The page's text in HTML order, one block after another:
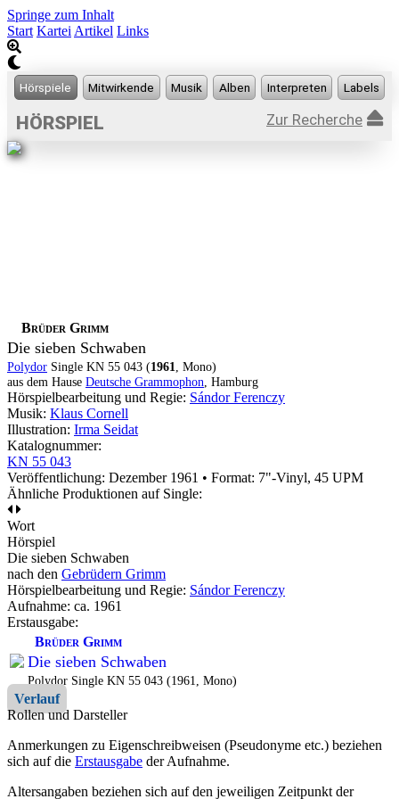
Springe zum Inhalt
Start Kartei Artikel Links
HÖRSPIEL Zur Recherche
Brüder Grimm
Die sieben Schwaben
Polydor Single KN 55 043 (1961
, Mono)
aus dem Hause Deutsche Grammophon , Hamburg
Hörspielbearbeitung und Regie: Sándor Ferenczy
Musik: Klaus Cornell
Illustration: Irma Seidat
Katalognummer:
KN 55 043
Veröffentlichung: Dezember 1961 • Format: 7"-Vinyl, 45 UPM
Ähnliche Produktionen auf Single:
Wort
Hörspiel
Die sieben Schwaben
nach den Gebrüdern Grimm
Hörspielbearbeitung und Regie: Sándor Ferenczy
Aufnahme: ca. 1961
Erstausgabe:
Brüder Grimm
Die sieben Schwaben
Polydor Single KN 55 043 (1961, Mono)
Verlauf
Rollen und Darsteller
Anmerkungen zu Eigenschreibweisen (Pseudonyme etc.) beziehen
sich auf die Erstausgabe der Aufnahme.
Altersangaben beziehen sich auf den jeweiligen Zeitpunkt der